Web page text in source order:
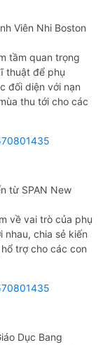
Viên Nhi Boston
tầm quan trọng
thuật để phụ
đối diện với nạn
thu tới cho các
từ SPAN New
về vai trò của phụ
chia sẻ kiến
trợ cho các con
Dục Bang